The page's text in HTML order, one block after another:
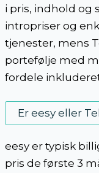
i pris, indhold og
intropriser og
tjenester, mens
portefølje med
fordele
Er eesy eller
eesy er typisk
pris de første 3